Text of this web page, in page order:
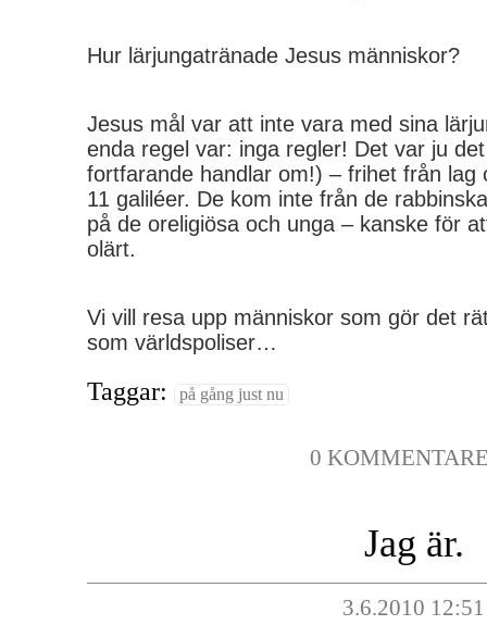
Hur lärjungatränade Jesus människor?
Jesus mål var att inte vara med sina
enda regel var: inga regler! Det var ju
fortfarande handlar om!) – frihet från lag
11 galiléer. De kom inte från de
på de oreligiösa och unga – kanske för
olärt.
Vi vill resa upp människor som gör det
som världspoliser…
Taggar: på gång just nu
0
Jag är.
3.6.2010 12:51